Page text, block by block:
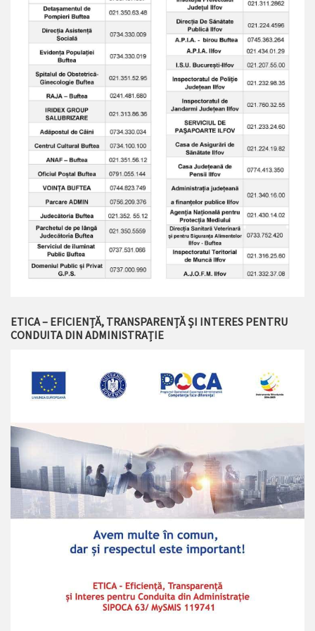
ETICA – EFICIENȚĂ, TRANSPARENȚĂ ȘI INTERES PENTRU
CONDUITA DIN ADMINISTRAȚIE